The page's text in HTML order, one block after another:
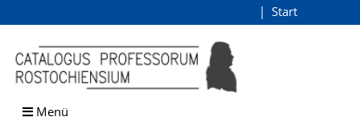
Browsen
direkt zum Inhalt
Start
Menü